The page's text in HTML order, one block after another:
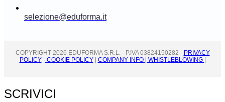
selezione@eduforma.it
COPYRIGHT 2026 EDUFORMA S.R.L. - P.IVA 03824150282 - PRIVACY
POLICY-COOKIE POLICY| COMPANY INFO | WHISTLEBLOWING
SCRIVICI